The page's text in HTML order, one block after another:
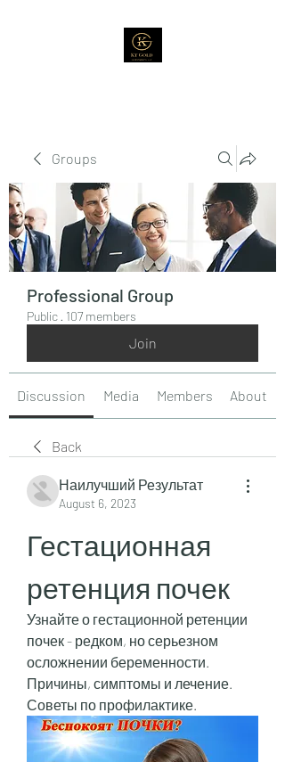
Groups
Professional Group
Public · 107 members
Join
Discussion Media Members About
Back
Наилучший Результат
August 6, 2023
Гестационная
ретенция почек
Узнайте о гестационной ретенции
почек - редком, но серьезном
осложнении беременности.
Причины, симптомы и лечение.
Советы по профилактике.